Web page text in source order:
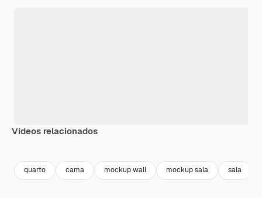
Vídeos relacionados
quarto cama mockup wall mockup sala sala